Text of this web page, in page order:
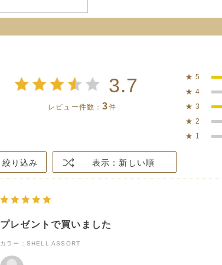
3.7
レビュー件数：3件
★ 5
★ 4
★ 3
★ 2
★ 1
絞り込み 表示：新しい順
プレゼントで買いました
カラー：SHELL ASSORT